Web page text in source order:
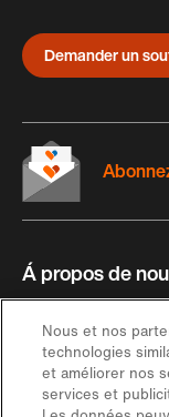
Demander un
Á propos de
Contact et aide
Inspiration
Nous et nos
technologies
et améliorer nos
services et